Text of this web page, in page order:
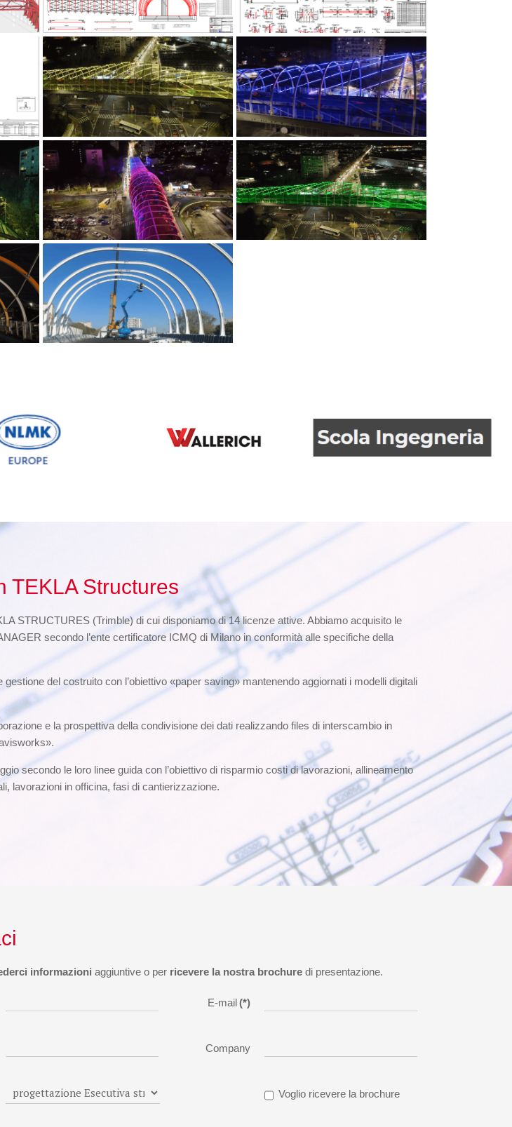
TEKLA Structures
STRUCTURES (Trimble) di cui disponiamo di 14 licenze attive. Abbiamo acquisito le
secondo l’ente certificatore ICMQ di Milano in conformità alle specifiche della
del costruito con l’obiettivo «paper saving» mantenendo aggiornati i modelli digitali
e la prospettiva della condivisione dei dati realizzando files di interscambio in
secondo le loro linee guida con l’obiettivo di risparmio costi di lavorazioni, allineamento
lavorazioni in officina, fasi di cantierizzazione.
informazioni aggiuntive o per ricevere la nostra brochuredi presentazione.
E-mail(*)
Company
Voglio ricevere la brochure